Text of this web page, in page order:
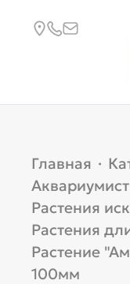
Главная ·
Растения
Растения
Растение
100мм